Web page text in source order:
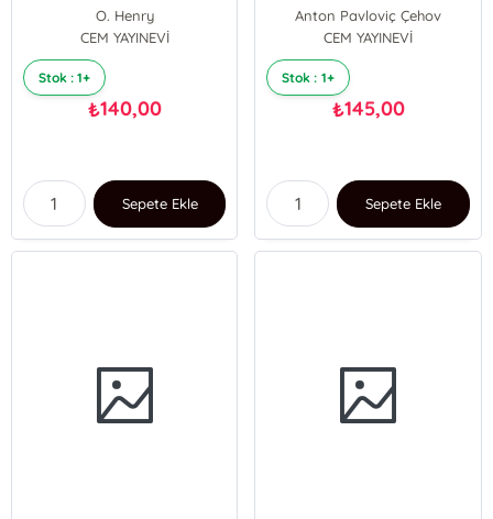
O. Henry
CEM YAYINEVİ
Stok : 1+
₺140,00
Sepete Ekle
Anton Pavloviç Çehov
CEM YAYINEVİ
Stok : 1+
₺145,00
Sepete Ekle